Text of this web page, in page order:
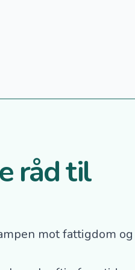
råd til
mot fattigdom og